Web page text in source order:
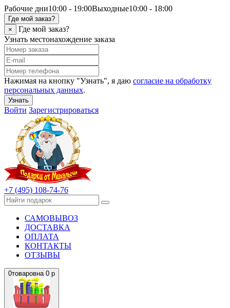
Рабочие дни10:00 - 19:00Выходные10:00 - 18:00
Где мой заказ?
×
Где мой заказ?
Узнать местонахождение заказа
Нажимая на кнопку "Узнать", я даю согласие на обработку
персональных данных.
Узнать
Войти Зарегистрироваться
+7 (495) 108-74-76
САМОВЫВОЗ
ДОСТАВКА
ОПЛАТА
КОНТАКТЫ
ОТЗЫВЫ
0товаровна 0 р